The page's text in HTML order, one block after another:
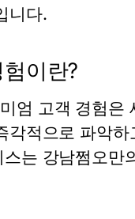
니다.
이란?
엄 고객 경험은
각적으로 파악
는 강남쩜오